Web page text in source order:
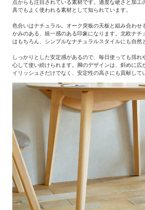
点からも注目されている素材です。適度な硬さと加工
具でもよく使われる素材として知られています。
色合いはナチュラル。オーク突板の天板と組み合わせ
かみのある、統一感のある印象になります。北欧ナチ
はもちろん、シンプルなナチュラルスタイルにも自然
しっかりとした安定感があるので、毎日使っても揺れ
心して使い続けられます。脚のデザインは、斜めに広
イリッシュさだけでなく、安定性の高さにも貢献して